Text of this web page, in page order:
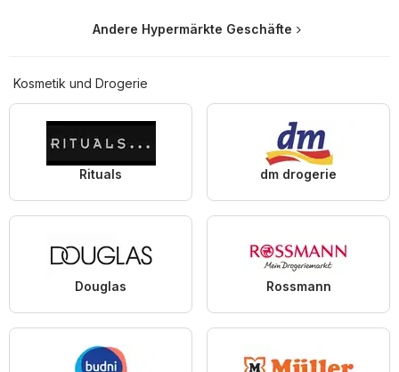
Andere Hypermärkte Geschäfte
Kosmetik und Drogerie
Rituals dm drogerie
Douglas Rossmann